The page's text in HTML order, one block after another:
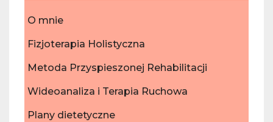
O mnie
Fizjoterapia Holistyczna
Metoda Przyspieszonej Rehabilitacji
Wideoanaliza i Terapia Ruchowa
Plany dietetyczne